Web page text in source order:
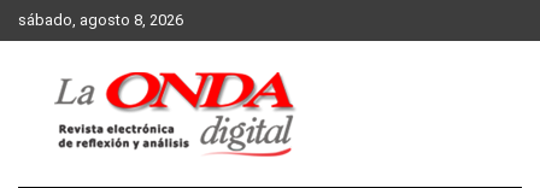
Skip
to
sábado, agosto 8, 2026